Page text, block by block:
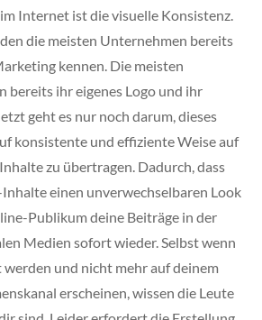
Internet ist die visuelle Konsistenz.
die meisten Unternehmen bereits
kennen. Die meisten
bereits ihr eigenes Logo und ihr
geht es nur noch darum, dieses
konsistente und effiziente Weise auf
zu übertragen. Dadurch, dass
einen unverwechselbaren Look
Publikum deine Beiträge in der
Medien sofort wieder. Selbst wenn
und nicht mehr auf deinem
erscheinen, wissen die Leute